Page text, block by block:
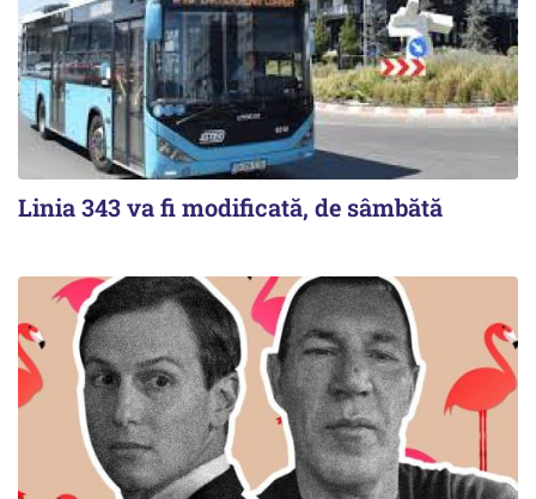
Linia 343 va fi modificată, de sâmbătă